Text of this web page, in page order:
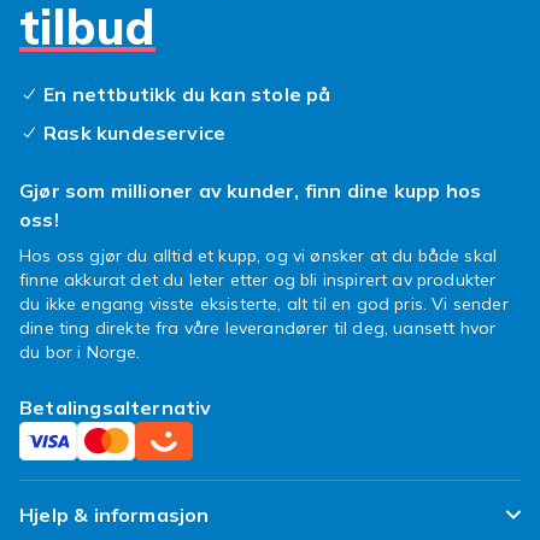
utklippsbok som representerer deg og virkelig
skiller seg ut fra mengden! Og apropos å skille
klistremerker som bare skiller seg ut fra
papiret – en verdsatt liten detalj!
tilbud
En nettbutikk du kan stole på
Rask kundeservice
Gjør som millioner av kunder, finn dine kupp hos
oss!
Hos oss gjør du alltid et kupp, og vi ønsker at du både skal
finne akkurat det du leter etter og bli inspirert av produkter
du ikke engang visste eksisterte, alt til en god pris. Vi sender
dine ting direkte fra våre leverandører til deg, uansett hvor
du bor i Norge.
Betalingsalternativ
Hjelp & informasjon